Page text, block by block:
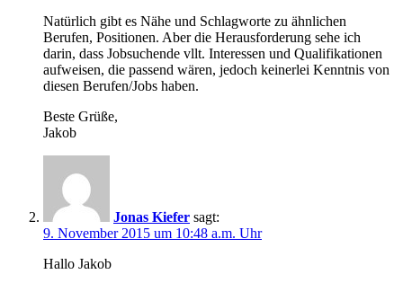
Natürlich gibt es Nähe und Schlagworte zu ähnlichen
Berufen, Positionen. Aber die Herausforderung sehe ich
darin, dass Jobsuchende vllt. Interessen und Qualifikationen
aufweisen, die passend wären, jedoch keinerlei Kenntnis von
diesen Berufen/Jobs haben.
Beste Grüße,
Jakob
Jonas Kiefer sagt:
9. November 2015 um 10:48 a.m. Uhr
Hallo Jakob